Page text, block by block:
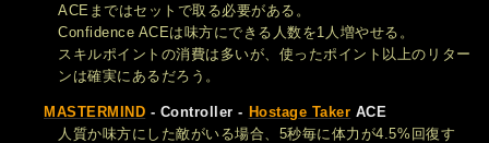
ACEまではセットで取る必要がある。
Confidence ACEは味方にできる人数を1人増やせる。
スキルポイントの消費は多いが、使ったポイント以上のリター
ンは確実にあるだろう。
MASTERMIND - Controller - Hostage Taker ACE
人質か味方にした敵がいる場合、5秒毎に体力が4.5%回復す